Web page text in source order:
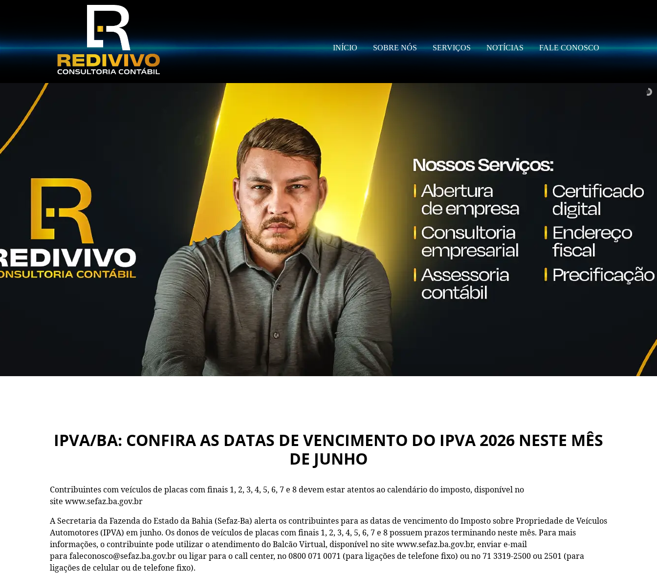
INÍCIO SOBRE NÓS SERVIÇOS NOTÍCIAS FALE CONOSCO
IPVA/BA: CONFIRA AS DATAS DE VENCIMENTO DO IPVA 2026 NESTE MÊS
DE JUNHO
Contribuintes com veículos de placas com finais 1, 2, 3, 4, 5, 6, 7 e 8 devem estar atentos ao calendário do imposto, disponível no
site www.sefaz.ba.gov.br
A Secretaria da Fazenda do Estado da Bahia (Sefaz-Ba) alerta os contribuintes para as datas de vencimento do Imposto sobre Propriedade de Veículos
Automotores (IPVA) em junho. Os donos de veículos de placas com finais 1, 2, 3, 4, 5, 6, 7 e 8 possuem prazos terminando neste mês. Para mais
informações, o contribuinte pode utilizar o atendimento do Balcão Virtual, disponível no site www.sefaz.ba.gov.br, enviar e-mail
para faleconosco@sefaz.ba.gov.br ou ligar para o call center, no 0800 071 0071 (para ligações de telefone fixo) ou no 71 3319-2500 ou 2501 (para
ligações de celular ou de telefone fixo).